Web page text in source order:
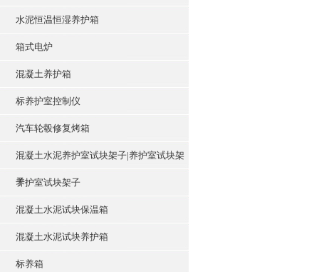
水泥恒温恒湿养护箱
箱式电炉
混凝土养护箱
标养护室控制仪
汽车轮毂修复烤箱
混凝土水泥养护室试块架子|养护室试块架
子
养护室试块架子
混凝土水泥试块保温箱
混凝土水泥试块养护箱
标养箱